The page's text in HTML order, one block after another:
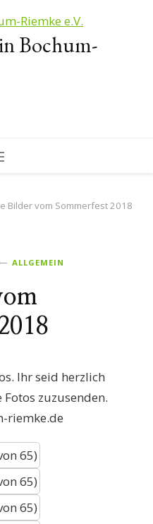
Bochum-
Bilder vom Sommerfest 2018
ALLGEMEIN
Ihr seid herzlich
zuzusenden.
riemke.de